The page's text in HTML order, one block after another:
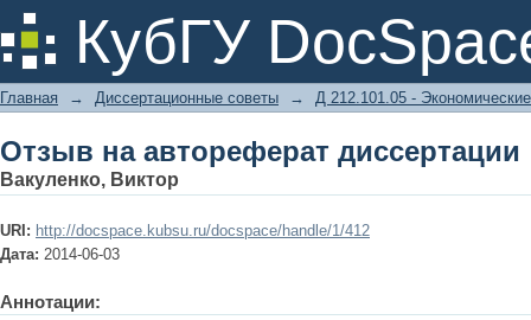
КубГУ
Отзыв на автореферат диссертации
Главная → Диссертационные советы → Д 212.101.05 -
Отзыв на автореферат диссертации
Вакуленко, Виктор
URI: http://docspace.kubsu.ru/docspace/handle/1/412
Дата: 2014-06-03
Аннотации: